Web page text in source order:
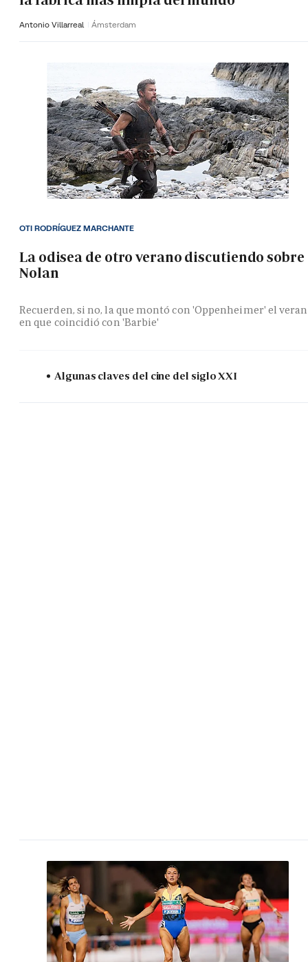
Antonio Villarreal Ámsterdam
La odisea de otro verano discutiendo sobre
Nolan
Recuerden, si no, la que montó con 'Oppenheimer' el
en que coincidió con 'Barbie'
OTI RODRÍGUEZ MARCHANTE
Algunas claves del cine del siglo XXI